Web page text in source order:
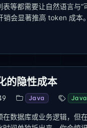
等都需要让自然语言与
销会显著推高 token 成
的隐性成本
Java Java
数据库或业务逻辑，但